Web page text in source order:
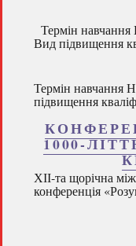
Термін
Вид підвищення
Термін навчання
підвищення
1000-
ХІІ-та щорічна
конференція